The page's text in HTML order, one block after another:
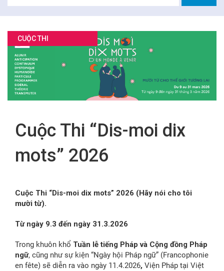
FR
CUỘC THI
Cuộc Thi “Dis-moi dix
mots” 2026
Cuộc Thi “Dis-moi dix mots” 2026 (Hãy nói cho tôi
mười từ).
Từ ngày 9.3 đến ngày 31.3.2026
Trong khuôn khổ Tuần lễ tiếng Pháp và Cộng đồng Pháp
ngữ, cũng như sự kiện “Ngày hội Pháp ngữ” (Francophonie
en fête) sẽ diễn ra vào ngày 11.4.2026, Viện Pháp tại Việt